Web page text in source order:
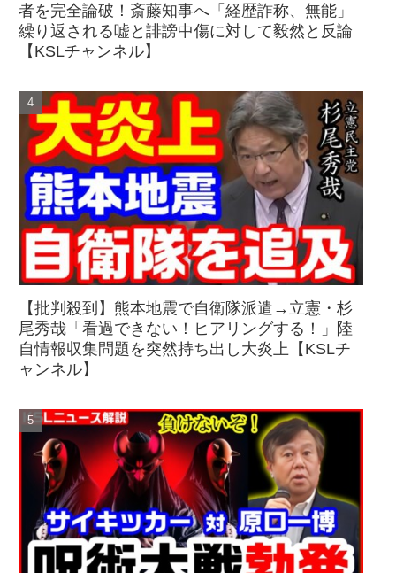
者を完全論破！斎藤知事へ「経歴詐称、無能」
繰り返される嘘と誹謗中傷に対して毅然と反論
【KSLチャンネル】
【批判殺到】熊本地震で自衛隊派遣→立憲・杉
尾秀哉「看過できない！ヒアリングする！」陸
自情報収集問題を突然持ち出し大炎上【KSLチ
ャンネル】